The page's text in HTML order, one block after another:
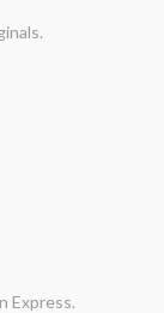
Express.